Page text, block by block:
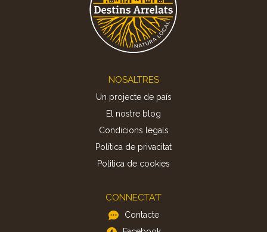
NOSALTRES
Un projecte de país
El nostre blog
Condicions legals
Política de privacitat
Politica de cookies
CONNECTA'T
Contacte